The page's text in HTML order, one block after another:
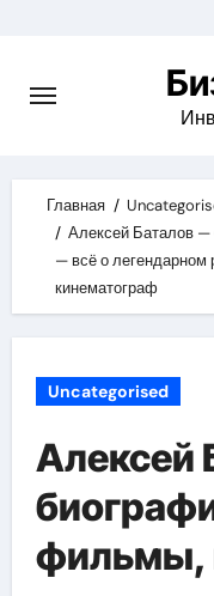
content
Главная
Алексей Баталов —
— всё о легендарном
кинематограф
Uncategorised
Алексей
фильмы,